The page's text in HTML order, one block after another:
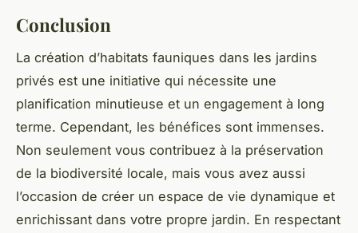
Conclusion
La création d’habitats fauniques dans les jardins
privés est une initiative qui nécessite une
planification minutieuse et un engagement à long
terme. Cependant, les bénéfices sont immenses.
Non seulement vous contribuez à la préservation
de la biodiversité locale, mais vous avez aussi
l’occasion de créer un espace de vie dynamique et
enrichissant dans votre propre jardin. En respectant